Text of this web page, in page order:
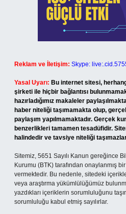
Reklam ve İletişim: Skype:
Yasal Uyarı: Bu internet sitesi,
şirketi ile hiçbir bağlantısı
hazırladığımız makaleler
haber niteliği taşımamakta olup,
paylaşım yapılmamaktadır. Gerçek
benzerlikleri tamamen tesadüfidir.
halindedir ve tavsiye niteliği
Sitemiz, 5651 Sayılı Kanun gereğince
Kurumu (BTK) tarafından onaylanmış
vermektedir. Bu nedenle, sitedeki
veya araştırma yükümlülüğümüz
yazdıkları içeriklerin sorumluluğunu
sorumluluğu kabul etmiş sayılırlar.